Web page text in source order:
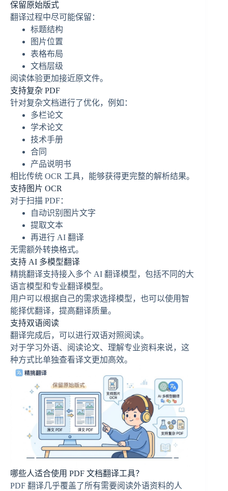
保留原始版式
翻译过程中尽可能保留：
标题结构
图片位置
表格布局
文档层级
阅读体验更加接近原文件。
支持复杂 PDF
针对复杂文档进行了优化，例如：
多栏论文
学术论文
技术手册
合同
产品说明书
相比传统 OCR 工具，能够获得更完整的解析结果。
支持图片 OCR
对于扫描 PDF：
自动识别图片文字
提取文本
再进行 AI 翻译
无需额外转换格式。
支持 AI 多模型翻译
精挑翻译支持接入多个 AI 翻译模型，包括不同的大
语言模型和专业翻译模型。
用户可以根据自己的需求选择模型，也可以使用智
能择优翻译，提高翻译质量。
支持双语阅读
翻译完成后，可以进行双语对照阅读。
对于学习外语、阅读论文、理解专业资料来说，这
种方式比单独查看译文更加高效。
哪些人适合使用 PDF 文档翻译工具？
PDF 翻译几乎覆盖了所有需要阅读外语资料的人